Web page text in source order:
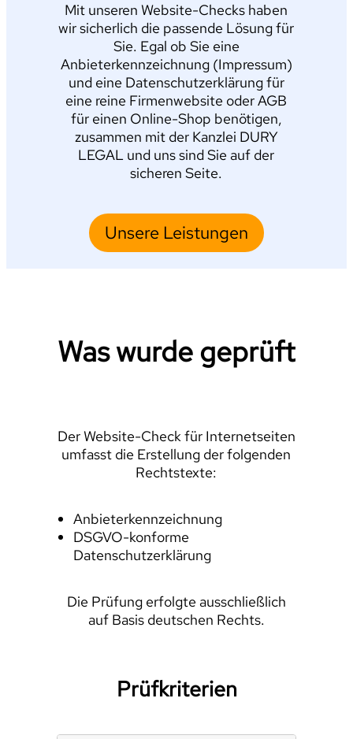
Mit unseren Website-Checks haben
wir sicherlich die passende Lösung für
Sie. Egal ob Sie eine
Anbieterkennzeichnung (Impressum)
und eine Datenschutzerklärung für
eine reine Firmenwebsite oder AGB
für einen Online-Shop benötigen,
zusammen mit der Kanzlei DURY
LEGAL und uns sind Sie auf der
sicheren Seite.
Unsere Leistungen
Was wurde geprüft
Der Website-Check für Internetseiten
umfasst die Erstellung der folgenden
Rechtstexte:
Anbieterkennzeichnung
DSGVO-konforme
Datenschutzerklärung
Die Prüfung erfolgte ausschließlich
auf Basis deutschen Rechts.
Prüfkriterien